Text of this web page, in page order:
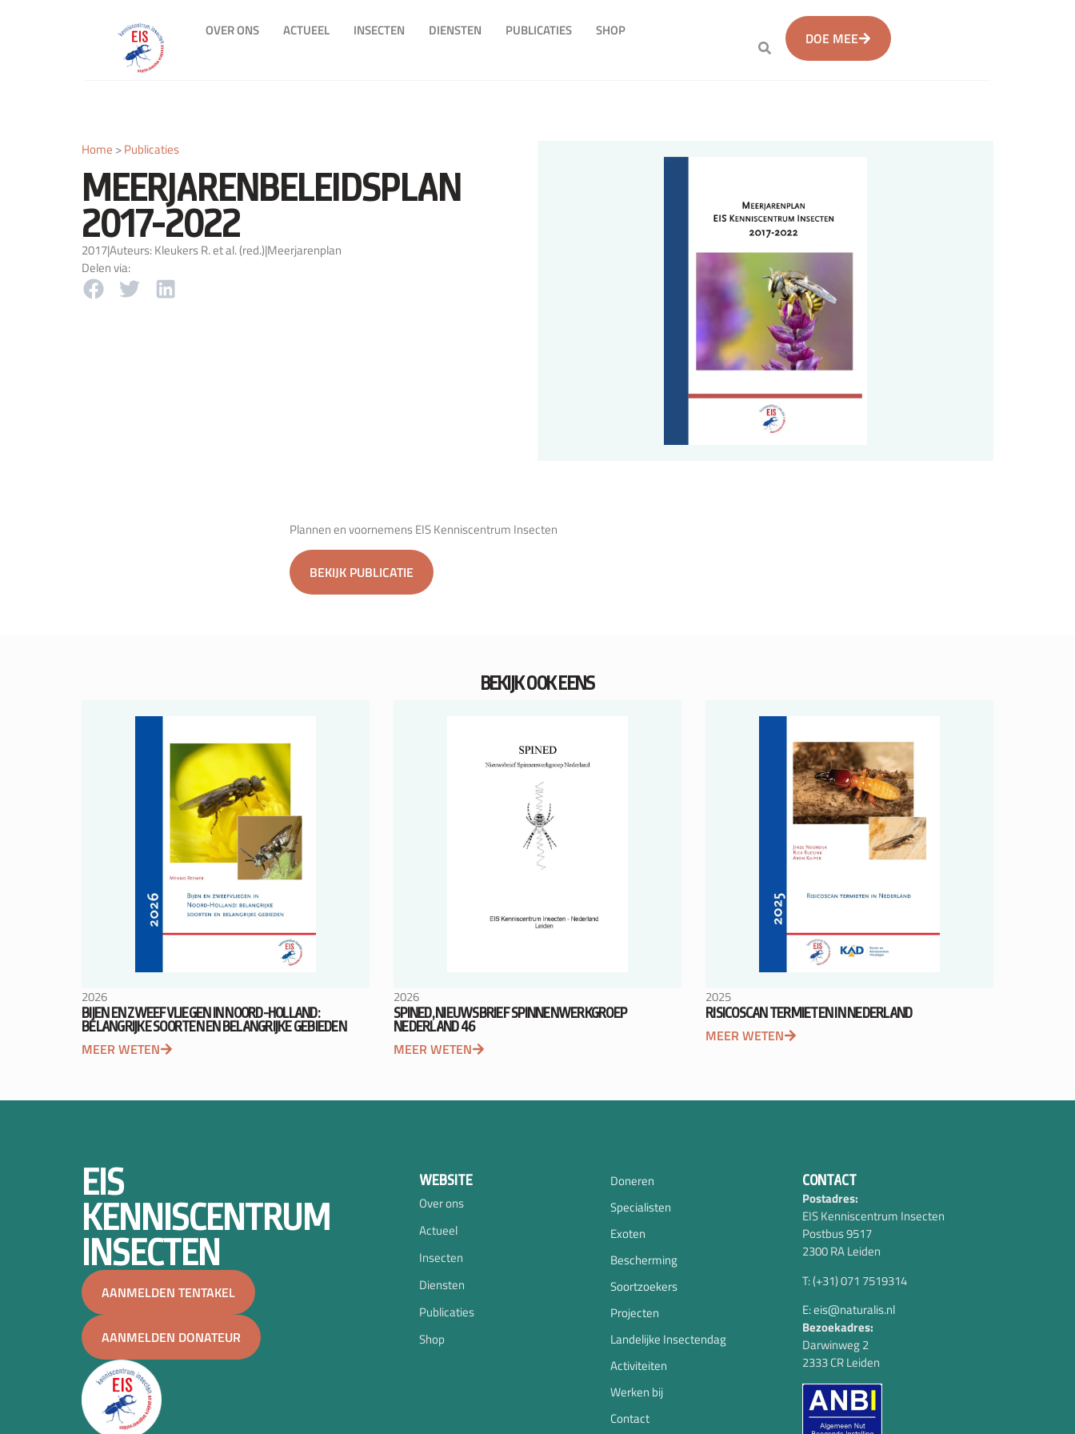
OVER ONS ACTUEEL INSECTEN DIENSTEN PUBLICATIES SHOP DOE MEE
Home >Publicaties
MEERJARENBELEIDSPLAN
2017-2022
2017|Auteurs: Kleukers R. et al. (red.)|Meerjarenplan
Delen via:
Plannen en voornemens EIS Kenniscentrum Insecten
BEKIJK PUBLICATIE
BEKIJK OOK EENS
2026
BIJEN EN ZWEEFVLIEGEN IN NOORD-HOLLAND:
BELANGRIJKE SOORTEN EN BELANGRIJKE GEBIEDEN
MEER WETEN
2026
SPINED, NIEUWSBRIEF SPINNENWERKGROEP
NEDERLAND 46
MEER WETEN
2025
RISICOSCAN TERMIETEN IN NEDERLAND
MEER WETEN
EIS
KENNISCENTRUM
INSECTEN
AANMELDEN TENTAKEL
AANMELDEN DONATEUR
WEBSITE
Over ons
Actueel
Insecten
Diensten
Publicaties
Shop
Doneren
Specialisten
Exoten
Bescherming
Soortzoekers
Projecten
Landelijke Insectendag
Activiteiten
Werken bij
Contact
CONTACT
Postadres:
EIS Kenniscentrum Insecten
Postbus 9517
2300 RA Leiden
T: (+31) 071 7519314
E: eis@naturalis.nl
Bezoekadres:
Darwinweg 2
2333 CR Leiden